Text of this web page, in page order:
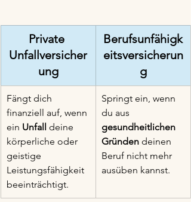
Private
Unfallversicher
ung
Berufsunfähigk
eitsversicherun
g
Fängt dich
finanziell auf, wenn
ein Unfall deine
körperliche oder
geistige
Leistungsfähigkeit
beeinträchtigt.
Springt ein, wenn
du aus
gesundheitlichen
Gründen deinen
Beruf nicht mehr
ausüben kannst.